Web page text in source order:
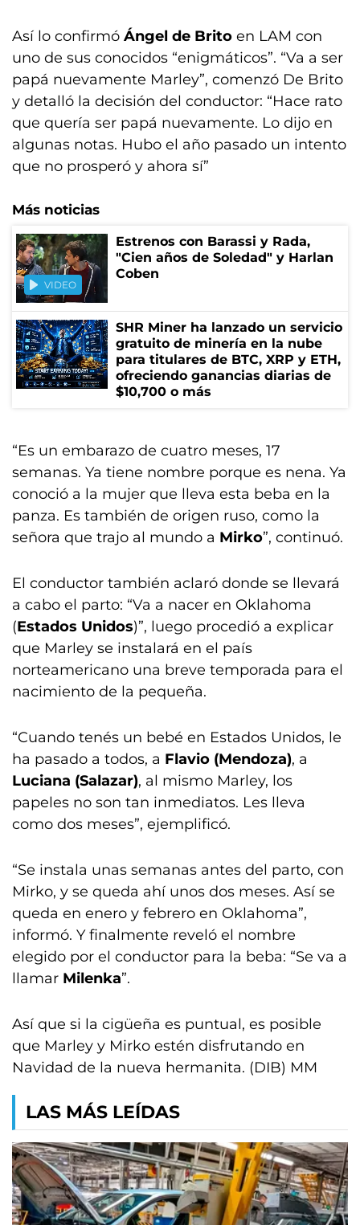
Así lo confirmó Ángel de Brito en LAM con
uno de sus conocidos “enigmáticos”. “Va a ser
papá nuevamente Marley”, comenzó De Brito
y detalló la decisión del conductor: “Hace rato
que quería ser papá nuevamente. Lo dijo en
algunas notas. Hubo el año pasado un intento
que no prosperó y ahora sí”
Más noticias
VIDEO
Estrenos con Barassi y Rada,
"Cien años de Soledad" y Harlan
Coben
SHR Miner ha lanzado un servicio
gratuito de minería en la nube
para titulares de BTC, XRP y ETH,
ofreciendo ganancias diarias de
$10,700 o más
“Es un embarazo de cuatro meses, 17
semanas. Ya tiene nombre porque es nena. Ya
conoció a la mujer que lleva esta beba en la
panza. Es también de origen ruso, como la
señora que trajo al mundo a Mirko”, continuó.
El conductor también aclaró donde se llevará
a cabo el parto: “Va a nacer en Oklahoma
(Estados Unidos)”, luego procedió a explicar
que Marley se instalará en el país
norteamericano una breve temporada para el
nacimiento de la pequeña.
“Cuando tenés un bebé en Estados Unidos, le
ha pasado a todos, a Flavio (Mendoza), a
Luciana (Salazar), al mismo Marley, los
papeles no son tan inmediatos. Les lleva
como dos meses”, ejemplificó.
“Se instala unas semanas antes del parto, con
Mirko, y se queda ahí unos dos meses. Así se
queda en enero y febrero en Oklahoma”,
informó. Y finalmente reveló el nombre
elegido por el conductor para la beba: “Se va a
llamar Milenka”.
Así que si la cigüeña es puntual, es posible
que Marley y Mirko estén disfrutando en
Navidad de la nueva hermanita. (DIB) MM
LAS MÁS LEÍDAS